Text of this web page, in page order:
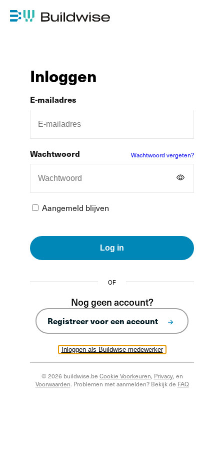
Inloggen
Inloggen als Buildwise-medewerker
E-mailadres
Wachtwoord Wachtwoord vergeten?
Aangemeld blijven
Log in
OF
Nog geen account?
Registreer voor een account
© 2026 buildwise.be Cookie Voorkeuren, Privacy, en
Voorwaarden. Problemen met aanmelden? Bekijk de FAQ